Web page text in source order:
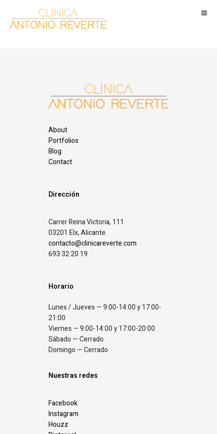
About
Portfolios
Blog
Contact
Dirección
Carrer Reina Victoria, 111
03201 Elx, Alicante
contacto@clinicareverte.com
693 32 20 19
Horario
Lunes / Jueves — 9:00-14:00 y 17:00-
21:00
Viernes — 9:00-14:00 y 17:00-20:00
Sábado — Cerrado
Domingo — Cerrado
Nuestras redes
Facebook
Instagram
Houzz